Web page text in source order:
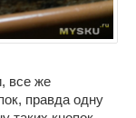
все же
правда одну